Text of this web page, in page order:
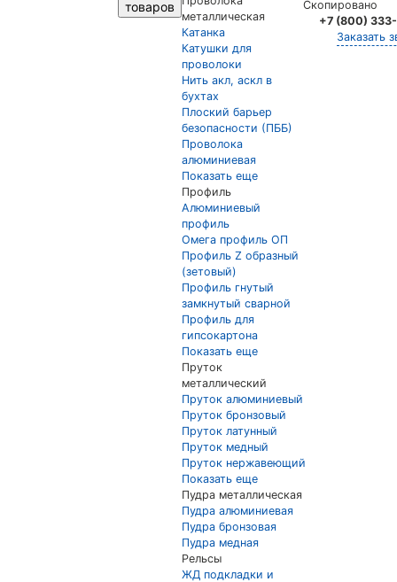
товаров
металлическая
Катанка
Катушки для
проволоки
Нить акл, аскл в
бухтах
Плоский барьер
безопасности (ПББ)
Проволока
алюминиевая
Показать еще
Профиль
Алюминиевый
профиль
Омега профиль ОП
Профиль Z образный
(зетовый)
Профиль гнутый
замкнутый сварной
Профиль для
гипсокартона
Показать еще
Пруток
металлический
Пруток алюминиевый
Пруток бронзовый
Пруток латунный
Пруток медный
Пруток нержавеющий
Показать еще
Пудра металлическая
Пудра алюминиевая
Пудра бронзовая
Пудра медная
Рельсы
ЖД подкладки и
Скопировано
+7 (800)
Заказать